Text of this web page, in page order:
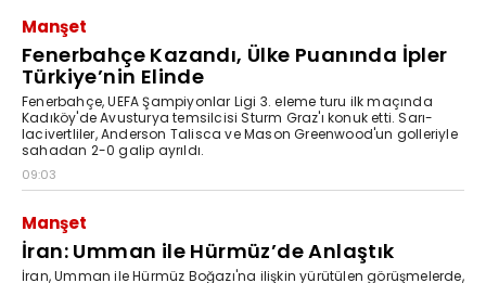
Manşet
Fenerbahçe Kazandı, Ülke Puanında İpler
Türkiye’nin Elinde
Fenerbahçe, UEFA Şampiyonlar Ligi 3. eleme turu ilk maçında
Kadıköy'de Avusturya temsilcisi Sturm Graz'ı konuk etti. Sarı-
lacivertliler, Anderson Talisca ve Mason Greenwood'un golleriyle
sahadan 2-0 galip ayrıldı.
09:03
Manşet
İran: Umman ile Hürmüz’de Anlaştık
İran, Umman ile Hürmüz Boğazı'na ilişkin yürütülen görüşmelerde,